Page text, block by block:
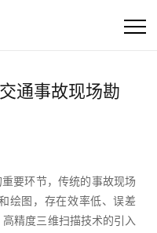
通事故现场勘
要环节，传统的事故现场
绘图，存在效率低、误差
精度三维扫描技术的引入